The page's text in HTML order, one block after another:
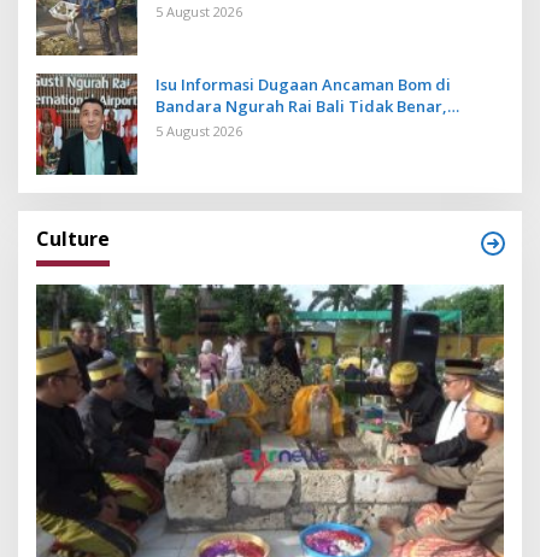
Cegah Ancaman Penyakit
5 August 2026
Isu Informasi Dugaan Ancaman Bom di
Bandara Ngurah Rai Bali Tidak Benar,
Operasional Penerbangan Lancar
5 August 2026
Culture